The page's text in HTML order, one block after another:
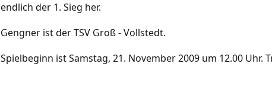
endlich der 1. Sieg her.
Gengner ist der TSV Groß - Vollstedt.
Spielbeginn ist Samstag, 21. November 2009 um 12.00 Uhr.